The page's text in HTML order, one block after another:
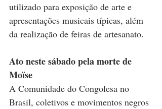
utilizado para exposição de arte e
apresentações musicais típicas, além
da realização de feiras de artesanato.
Ato neste sábado pela morte de
Moïse
A Comunidade do Congolesa no
Brasil, coletivos e movimentos negros